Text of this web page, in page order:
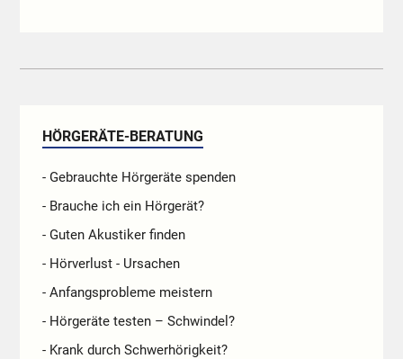
HÖRGERÄTE-BERATUNG
- Gebrauchte Hörgeräte spenden
- Brauche ich ein Hörgerät?
- Guten Akustiker finden
- Hörverlust - Ursachen
- Anfangsprobleme meistern
- Hörgeräte testen – Schwindel?
- Krank durch Schwerhörigkeit?